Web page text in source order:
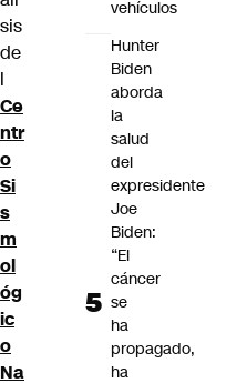
sis
de
l
Ce
ntr
o
Si
s
m
ol
óg
ic
o
Na
vehículos
Hunter
Biden
aborda
la
salud
del
expresidente
Joe
Biden:
“El
cáncer
se
ha
propagado,
ha